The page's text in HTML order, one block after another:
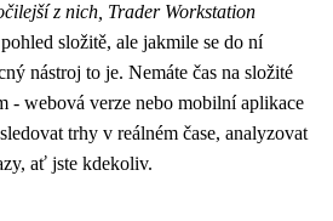
z nich, Trader Workstation
složitě, ale jakmile se do ní
nástroj to je. Nemáte čas na složité
- webová verze nebo mobilní aplikace
trhy v reálném čase, analyzovat
ať jste kdekoliv.